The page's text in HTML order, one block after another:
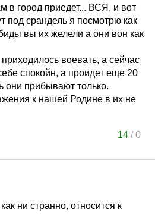
в город приедет... ВСЯ, и вот
под срандель я посмотрю как
вы их желели а они вон как
воевать, а сейчас
спокойн, а проидет еще 20
они прибывают только.
к нашей Родине в их не
14 /0
ни странно, относится к